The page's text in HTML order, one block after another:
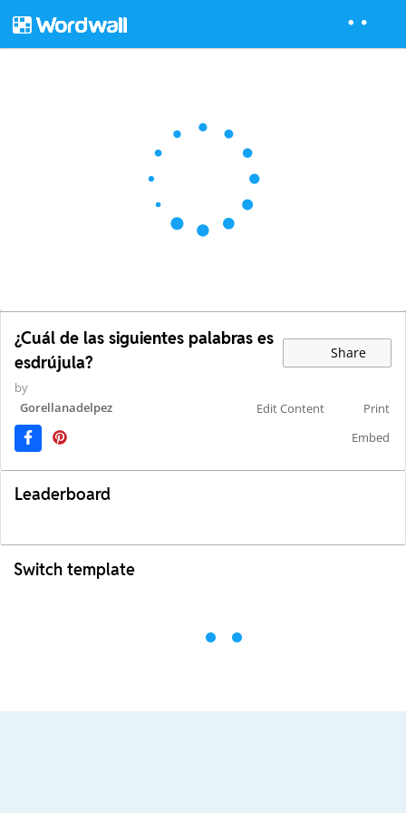
¿Cuál de las siguientes palabras es
esdrújula?
Share
by
Gorellanadelpez
Edit Content
Print
Embed
Leaderboard
Switch template